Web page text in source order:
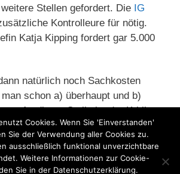
Stellen gefordert. Die IG
Kontrolleure für nötig.
Katja Kipping fordert gar 5.000
natürlich noch Sachkosten
schon a) überhaupt und b)
An dieser Stelle ist der Kritik
uneingeschränkt
Cookies. Wenn Sie 'Einverstanden'
Sie der Verwendung aller Cookies zu.
ausschließlich funktional unverzichtbare
Weitere Informationen zur Cookie-
Sie in der Datenschutzerklärung.